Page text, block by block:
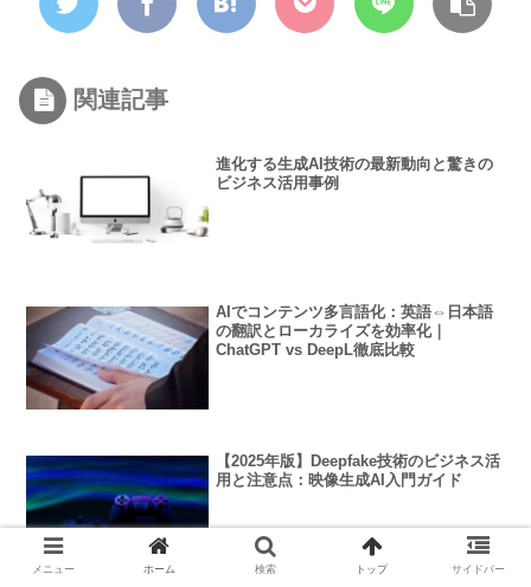
関連記事
進化する生成AI技術の最新動向と驚きの
ビジネス活用事例
AIでコンテンツ多言語化：英語⇔日本語
の翻訳とローカライズを効率化｜
ChatGPT vs DeepL徹底比較
【2025年版】Deepfake技術のビジネス活
用と注意点：映像生成AI入門ガイド
メニュー ホーム 検索 トップ サイドバー